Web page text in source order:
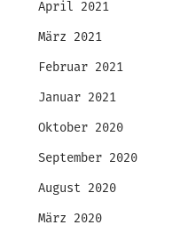
April 2021
März 2021
Februar 2021
Januar 2021
Oktober 2020
September 2020
August 2020
März 2020